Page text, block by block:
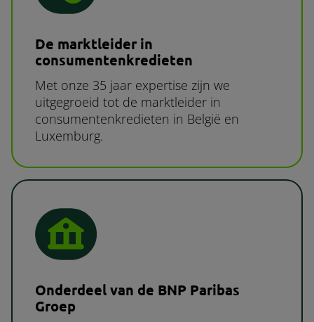
De marktleider in
consumentenkredieten
Met onze 35 jaar expertise zijn we
uitgegroeid tot de marktleider in
consumentenkredieten in België en
Luxemburg.
Onderdeel van de BNP Paribas
Groep